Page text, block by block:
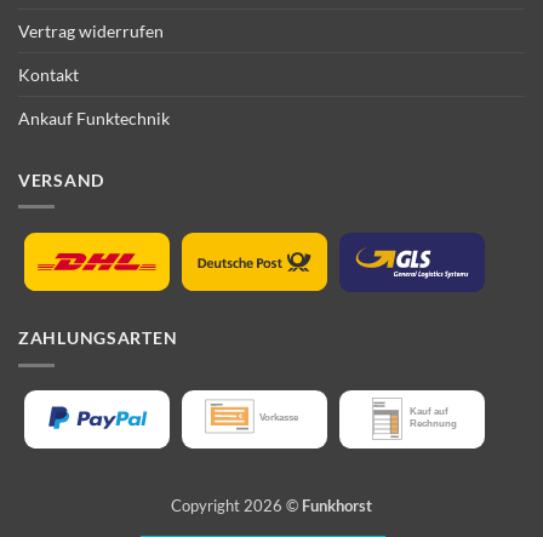
Vertrag widerrufen
Kontakt
Ankauf Funktechnik
VERSAND
ZAHLUNGSARTEN
Copyright 2026 © Funkhorst